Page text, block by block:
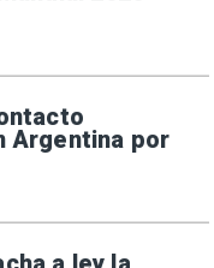
Argentina por